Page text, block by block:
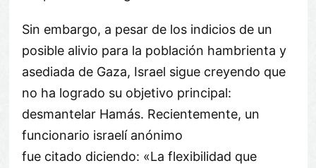
Sin embargo, a pesar de los indicios de un
posible alivio para la población hambrienta y
asediada de Gaza, Israel sigue creyendo que
no ha logrado su objetivo principal:
desmantelar Hamás. Recientemente, un
funcionario israelí anónimo
fue citado diciendo: «La flexibilidad que